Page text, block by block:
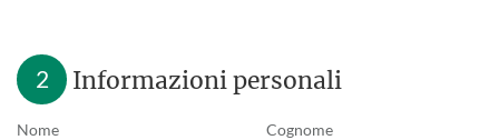
2 Informazioni personali
Nome Cognome